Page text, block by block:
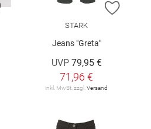
ZUR WUNSCHLISTE HINZUFÜGEN
ZUR
STARK
Jeans "Greta"
UVP 79,95 €
71,96 €
inkl. MwSt. zzgl. Versand